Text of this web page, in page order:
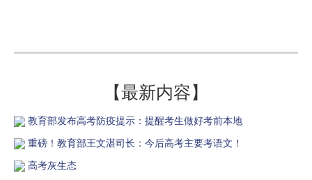
【最新内容】
教育部发布高考防疫提示：提醒考生做好考前本地
重磅！教育部王文湛司长：今后高考主要考语文！
高考灰生态